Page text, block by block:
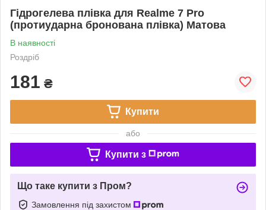
Гідрогелева плівка для Realme 7 Pro
(протиударна бронована плівка) Матова
В наявності
Роздріб
181 ₴
Купити
або
Купити з
Що таке купити з Пром?
Замовлення під захистом